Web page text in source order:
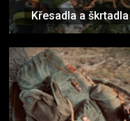
Křesadla a škrtadla